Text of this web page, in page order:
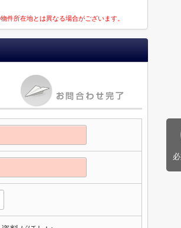
件所在地とは異なる場合がございます。